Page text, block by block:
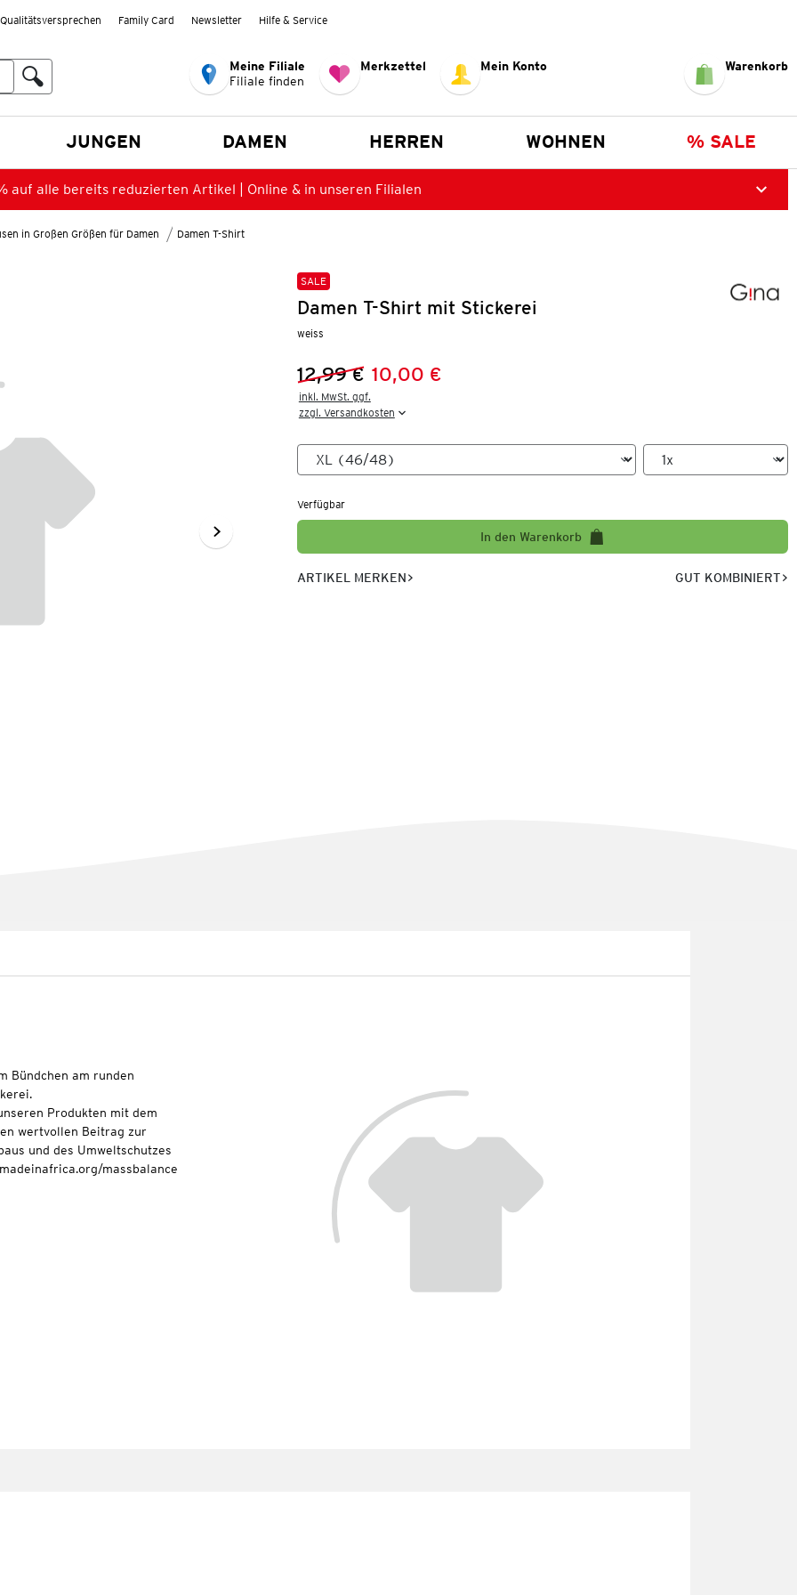
Qualitätsversprechen Family Card Newsletter Hilfe & Service
Meine Filiale
Filiale finden
Merkzettel Mein Konto Warenkorb
JUNGEN DAMEN HERREN WOHNEN % SALE
auf alle bereits reduzierten Artikel | Online & in unseren Filialen
in Großen Größen für Damen Damen T-Shirt
SALE
Damen T-Shirt mit Stickerei
weiss
Vorheriger Preis:
12,99 €
Neuer Preis:10,00 €
inkl. MwSt. ggf.
zzgl. Versandkosten
Verfügbar
In den Warenkorb
ARTIKEL MERKEN GUT KOMBINIERT
Bündchen am runden
Produkten mit dem
wertvollen Beitrag zur
und des Umweltschutzes
massbalance